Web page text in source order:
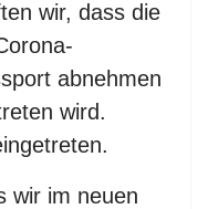
wir, dass die
abnehmen
wird.
wir im neuen